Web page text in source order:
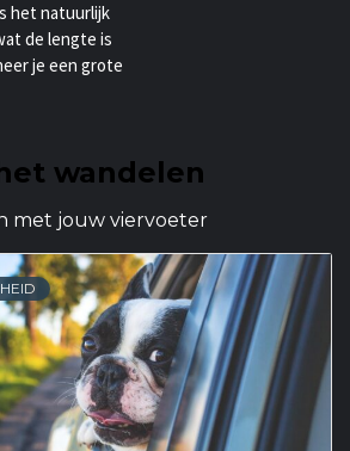
het natuurlijk
de lengte is
je een grote
wandelen
met jouw viervoeter